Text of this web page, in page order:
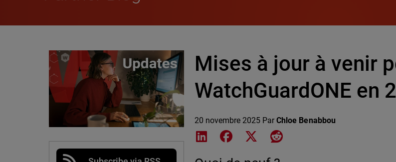
Mises à jour à venir
WatchGuardONE en
20 novembre 2025 ParChloe Benabbou
Share on LinkedIn
Share on Facebook
Share on XShare on Reddit